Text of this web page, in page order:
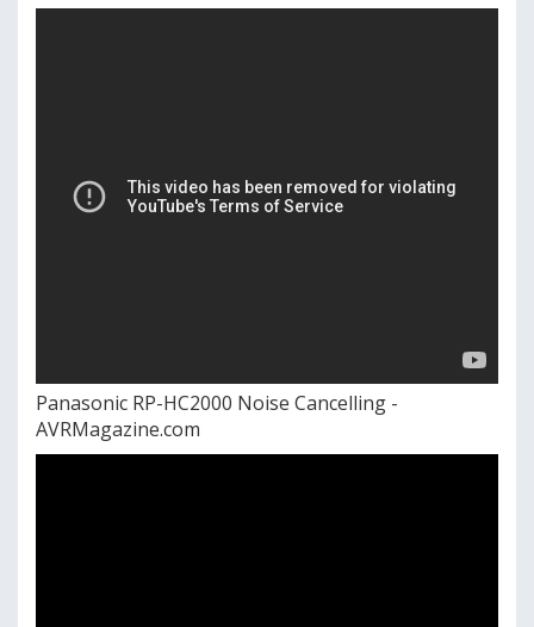
Panasonic RP-HC2000 Noise Cancelling -
AVRMagazine.com